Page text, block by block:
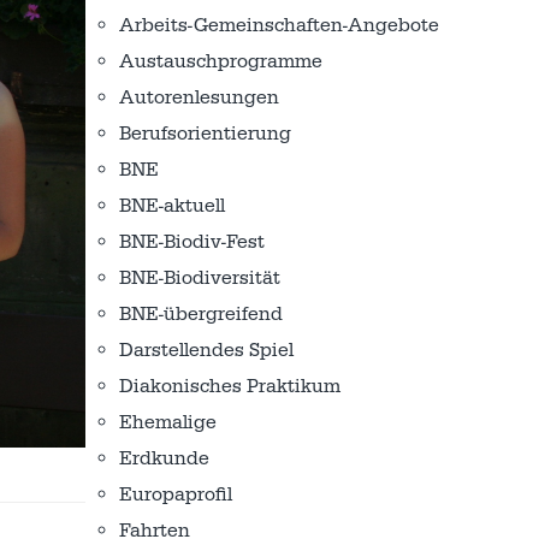
Arbeits-Gemeinschaften-Angebote
Austausch­programme
Autorenlesungen
Berufsorientierung
BNE
BNE-aktuell
BNE-Biodiv-Fest
BNE-Biodiversität
BNE-übergreifend
Darstellendes Spiel
Diakonisches Praktikum
Ehemalige
Erdkunde
Europaprofil
Fahrten